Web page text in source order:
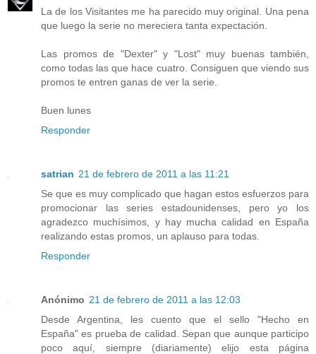
La de los Visitantes me ha parecido muy original. Una pena
que luego la serie no mereciera tanta expectación.
Las promos de "Dexter" y "Lost" muy buenas también,
como todas las que hace cuatro. Consiguen que viendo sus
promos te entren ganas de ver la serie.
Buen lunes
Responder
satrian 21 de febrero de 2011 a las 11:21
Se que es muy complicado que hagan estos esfuerzos para
promocionar las series estadounidenses, pero yo los
agradezco muchísimos, y hay mucha calidad en España
realizando estas promos, un aplauso para todas.
Responder
Anónimo 21 de febrero de 2011 a las 12:03
Desde Argentina, les cuento que el sello "Hecho en
España" es prueba de calidad. Sepan que aunque participo
poco aquí, siempre (diariamente) elijo esta página